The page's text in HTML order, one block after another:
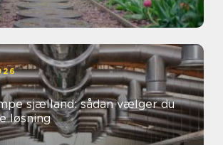
sjælland: sådan vælger du
løsning